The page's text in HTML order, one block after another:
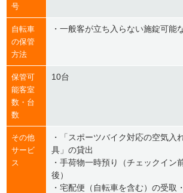
号
自転車
の保管
方法
・一般客が立ち入らない施錠可能
保管可
能客室
数・台
数
10台
その他
サービ
ス
・「スポーツバイク対応の空気入
具」の貸出
・手荷物一時預り（チェックイン
後）
・宅配便（自転車を含む）の受取